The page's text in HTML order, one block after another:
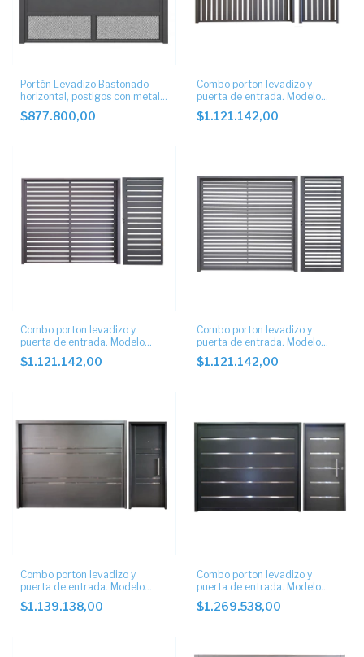
Portón Levadizo Bastonado
horizontal, postigos con metal
desplegado.
$877.800,00
Combo porton levadizo y
puerta de entrada. Modelo
tablillas 10cm vertical
$1.121.142,00
Combo porton levadizo y
puerta de entrada. Modelo
tablillas 10cm horizontal.
$1.121.142,00
Combo porton levadizo y
puerta de entrada. Modelo
tablillas 5cm horizontal.
$1.121.142,00
Combo porton levadizo y
puerta de entrada. Modelo
ciego con apliques 4 buñas
2cm.
$1.139.138,00
Combo porton levadizo y
puerta de entrada. Modelo
ciego con apliques
$1.269.538,00